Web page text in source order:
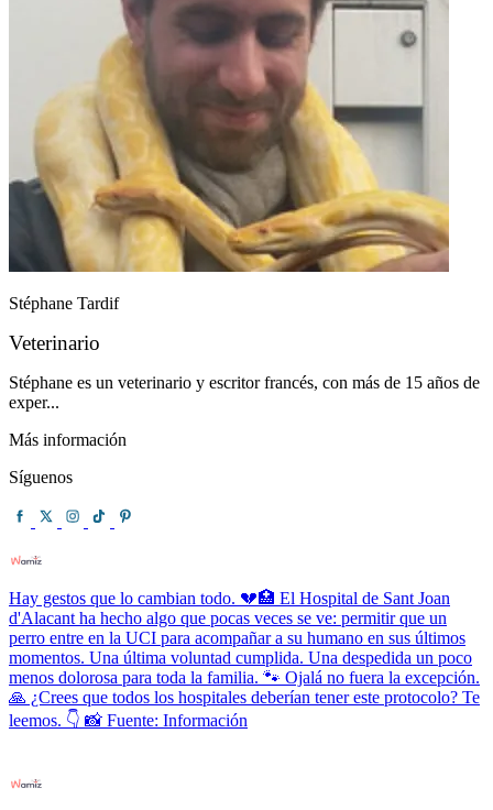
Stéphane Tardif
Veterinario
Stéphane es un veterinario y escritor francés, con más de 15 años de
exper...
Más información
Síguenos
Hay gestos que lo cambian todo. 💔🏥 El Hospital de Sant Joan
d'Alacant ha hecho algo que pocas veces se ve: permitir que un
perro entre en la UCI para acompañar a su humano en sus últimos
momentos. Una última voluntad cumplida. Una despedida un poco
menos dolorosa para toda la familia. 🐾 Ojalá no fuera la excepción.
🙏 ¿Crees que todos los hospitales deberían tener este protocolo? Te
leemos. 👇 📸 Fuente: Información